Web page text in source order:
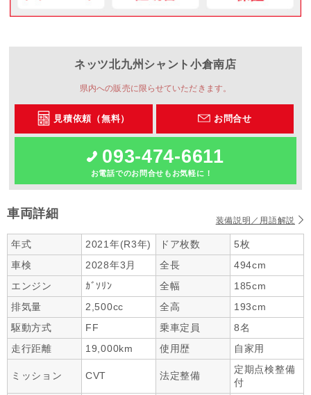
ネッツ北九州 シャント小倉南店
県内への販売に限らせていただきます。
見積依頼（無料） お問合せ
093-474-6611
お電話でのお問合せもお気軽に！
車両詳細 装備説明／用語解説
年式 2021年(R3年) ドア枚数
5枚
車検
2028年3月 全長
494cm
エンジン
ｶﾞｿﾘﾝ 全幅
185cm
排気量
2,500cc 全高
193cm
駆動方式
FF 乗車定員
8名
走行距離
19,000km 使用歴 自家用
ミッション CVT 法定整備
定期点検整備
付